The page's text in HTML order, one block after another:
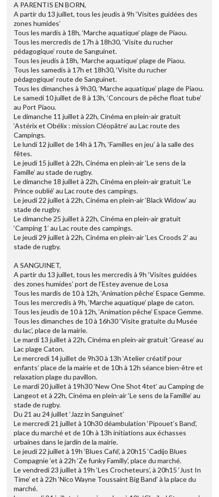
A PARENTIS EN BORN,
A partir du 13 juillet, tous les jeudis à 9h ‘Visites guidées des
zones humides’
Tous les mardis à 18h, ‘Marche aquatique’ plage de Piaou.
Tous les mercredis de 17h à 18h30, ‘Visite du rucher
pédagogique’ route de Sanguinet.
Tous les jeudis à 18h, ‘Marche aquatique’ plage de Piaou.
Tous les samedis à 17h et 18h30, ‘Visite du rucher
pédagogique’ route de Sanguinet.
Tous les dimanches à 9h30, ‘Marche aquatique’ plage de Piaou.
Le samedi 10 juillet de 8 à 13h, ‘Concours de pêche float tube’
au Port Piaou.
Le dimanche 11 juillet à 22h, Cinéma en plein-air gratuit
‘Astérix et Obélix : mission Cléopâtre’ au Lac route des
Campings.
Le lundi 12 juillet de 14h à 17h, ‘Familles en jeu’ à la salle des
fêtes.
Le jeudi 15 juillet à 22h, Cinéma en plein-air ‘Le sens de la
Famille’ au stade de rugby.
Le dimanche 18 juillet à 22h, Cinéma en plein-air gratuit ‘Le
Prince oublié’ au Lac route des campings.
Le jeudi 22 juillet à 22h, Cinéma en plein-air ‘Black Widow’ au
stade de rugby.
Le dimanche 25 juillet à 22h, Cinéma en plein-air gratuit
‘Camping 1’ au Lac route des campings.
Le jeudi 29 juillet à 22h, Cinéma en plein-air ‘Les Croods 2’ au
stade de rugby.
A SANGUINET,
A partir du 13 juillet, tous les mercredis à 9h ‘Visites guidées
des zones humides’ port de l’Estey avenue de Losa
Tous les mardis de 10 à 12h, ‘Animation pêche’ Espace Gemme.
Tous les mercredis à 9h, ‘Marche aquatique’ plage de caton.
Tous les jeudis de 10 à 12h, ‘Animation pêche’ Espace Gemme.
Tous les dimanches de 10 à 16h30 ‘Visite gratuite du Musée
du lac’, place de la mairie.
Le mardi 13 juillet à 22h, Cinéma en plein-air gratuit ‘Grease’ au
Lac plage Caton.
Le mercredi 14 juillet de 9h30 à 13h ‘Atelier créatif pour
enfants’ place de la mairie et de 10h à 12h séance bien-être et
relaxation plage du pavillon.
Le mardi 20 juillet à 19h30 ‘New One Shot 4tet’ au Camping de
Langeot et à 22h, Cinéma en plein-air ‘Le sens de la Famille’ au
stade de rugby.
Du 21 au 24 juillet ‘Jazz in Sanguinet’
Le mercredi 21 juillet à 10h30 déambulation ‘Pipouet’s Band’,
place du marché et de 10h à 13h initiations aux échasses
urbaines dans le jardin de la mairie.
Le jeudi 22 juillet à 19h ‘Blues Café’, à 20h15 ‘Cadijo Blues
Compagnie ‘et à 22h ‘Ze funky Familly’, place du marché.
Le vendredi 23 juillet à 19h ‘Les Crocheteurs’, à 20h15 ‘Just In
Time’ et à 22h ‘Nico Wayne Toussaint Big Band’ à la place du
marché.